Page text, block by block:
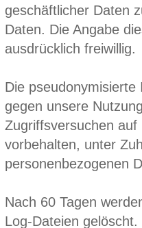
geschäftlicher Daten
Daten. Die Angabe
ausdrücklich freiwillig.
Die
gegen unsere
Zugriffsversuchen
vorbehalten, unter
personenbezogenen
Nach 60 Tagen
Log-Dateien